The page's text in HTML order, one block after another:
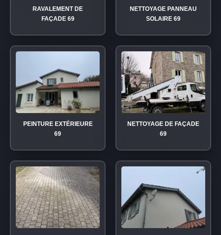
RAVALEMENT DE
FAÇADE 69
NETTOYAGE PANNEAU
SOLAIRE 69
PEINTURE EXTÉRIEURE
69
NETTOYAGE DE FAÇADE
69